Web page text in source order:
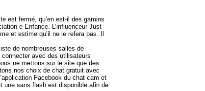
est fermé, qu’en est-il des gamins
e-Enfance. L’influenceur Just
et estime qu’il ne le refera pas. Il
de nombreuses salles de
avec des utilisateurs
ne mettons sur le site que des
nos choix de chat gratuit avec
Facebook du chat cam et
une sans flash est disponible afin de